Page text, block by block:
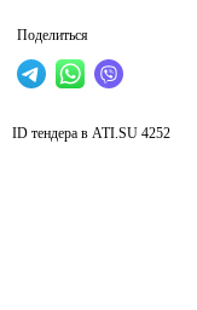
Поделиться
ID тендера в ATI.SU 4252